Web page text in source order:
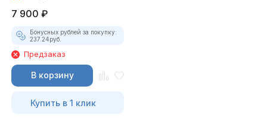
7 900 ₽
Бонусных рублей за покупку:
237.24руб.
Предзаказ
В корзину
Купить в 1 клик